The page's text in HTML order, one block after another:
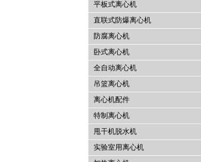
平板式离心机
直联式防爆离心机
防腐离心机
卧式离心机
全自动离心机
吊篮离心机
离心机配件
特制离心机
甩干机脱水机
实验室用离心机